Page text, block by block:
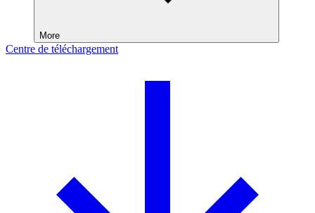
More
Centre de téléchargement